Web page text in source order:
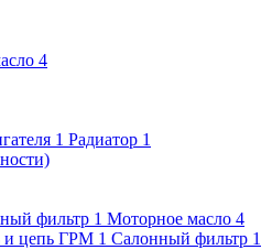
4
1 Радиатор 1
фильтр 1 Моторное масло 4
и цепь ГРМ 1 Салонный фильтр 1